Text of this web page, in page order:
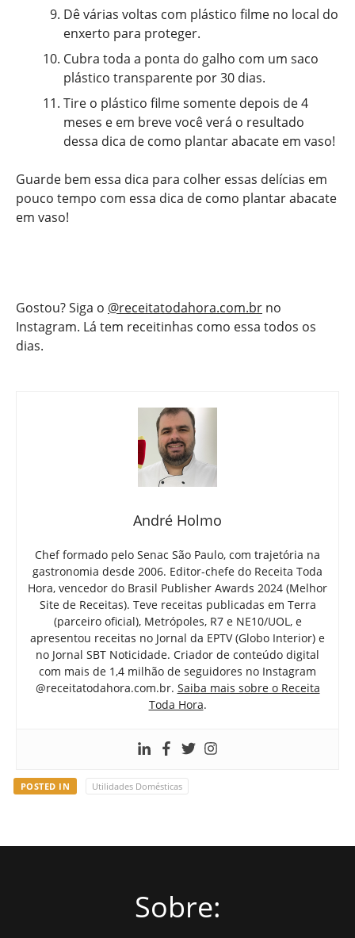
Dê várias voltas com plástico filme no local do
enxerto para proteger.
Cubra toda a ponta do galho com um saco
plástico transparente por 30 dias.
Tire o plástico filme somente depois de 4
meses e em breve você verá o resultado
dessa dica de como plantar abacate em vaso!
Guarde bem essa dica para colher essas delícias em
pouco tempo com essa dica de como plantar abacate
em vaso!
Gostou? Siga o @receitatodahora.com.br no
Instagram. Lá tem receitinhas como essa todos os
dias.
André Holmo
Chef formado pelo Senac São Paulo, com trajetória na
gastronomia desde 2006. Editor-chefe do Receita Toda
Hora, vencedor do Brasil Publisher Awards 2024 (Melhor
Site de Receitas). Teve receitas publicadas em Terra
(parceiro oficial), Metrópoles, R7 e NE10/UOL, e
apresentou receitas no Jornal da EPTV (Globo Interior) e
no Jornal SBT Noticidade. Criador de conteúdo digital
com mais de 1,4 milhão de seguidores no Instagram
@receitatodahora.com.br. Saiba mais sobre o Receita
Toda Hora.
POSTED IN Utilidades Domésticas
Sobre: